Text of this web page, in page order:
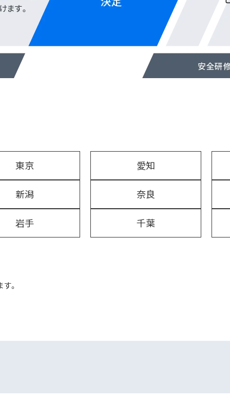
東京 愛知
新潟 奈良
岩手 千葉
。